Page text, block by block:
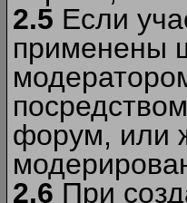
2.5 Если
применены
форум, или
2.6 При